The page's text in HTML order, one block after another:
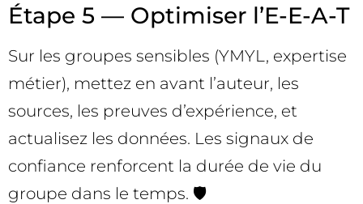
Étape 5 — Optimiser l’E-E-A-T
Sur les groupes sensibles (YMYL, expertise
métier), mettez en avant l’auteur, les
sources, les preuves d’expérience, et
actualisez les données. Les signaux de
confiance renforcent la durée de vie du
groupe dans le temps. 🛡️